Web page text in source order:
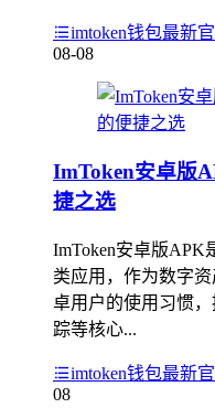
imtoken钱包最新
08-08
ImToken安卓版
捷之选
ImToken安卓版APK
类应用，作为数字
卓用户的使用习惯
踪等核心...
imtoken钱包最新
08